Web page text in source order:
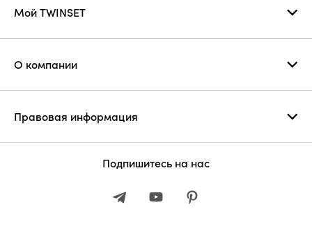
Мой TWINSET
О компании
Правовая информация
Подпишитесь на нас